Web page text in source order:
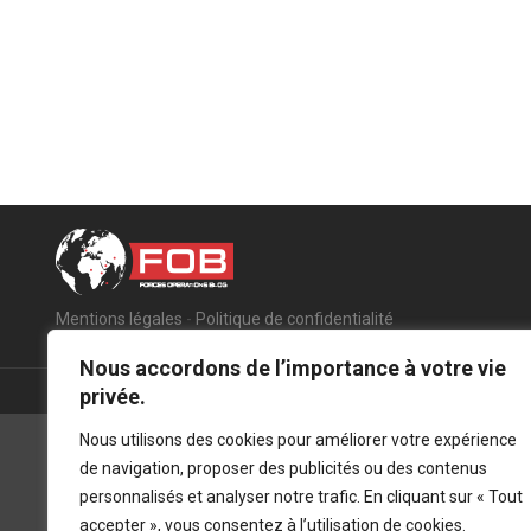
Nous accordons de l’importance à votre vie
privée.
Nous utilisons des cookies pour améliorer votre expérience
de navigation, proposer des publicités ou des contenus
personnalisés et analyser notre trafic. En cliquant sur « Tout
accepter », vous consentez à l’utilisation de cookies.
Mentions légales - Politique de confidentialité